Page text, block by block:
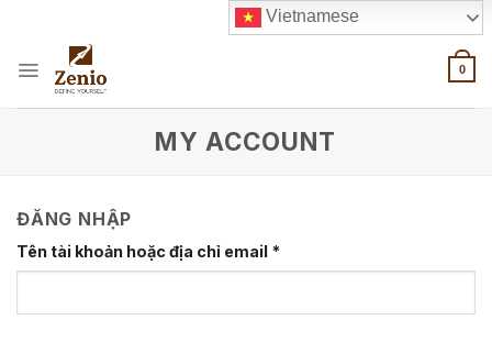
content
0
MY ACCOUNT
ĐĂNG NHẬP
Tên tài khoản hoặc địa chỉ email *
Vietnamese